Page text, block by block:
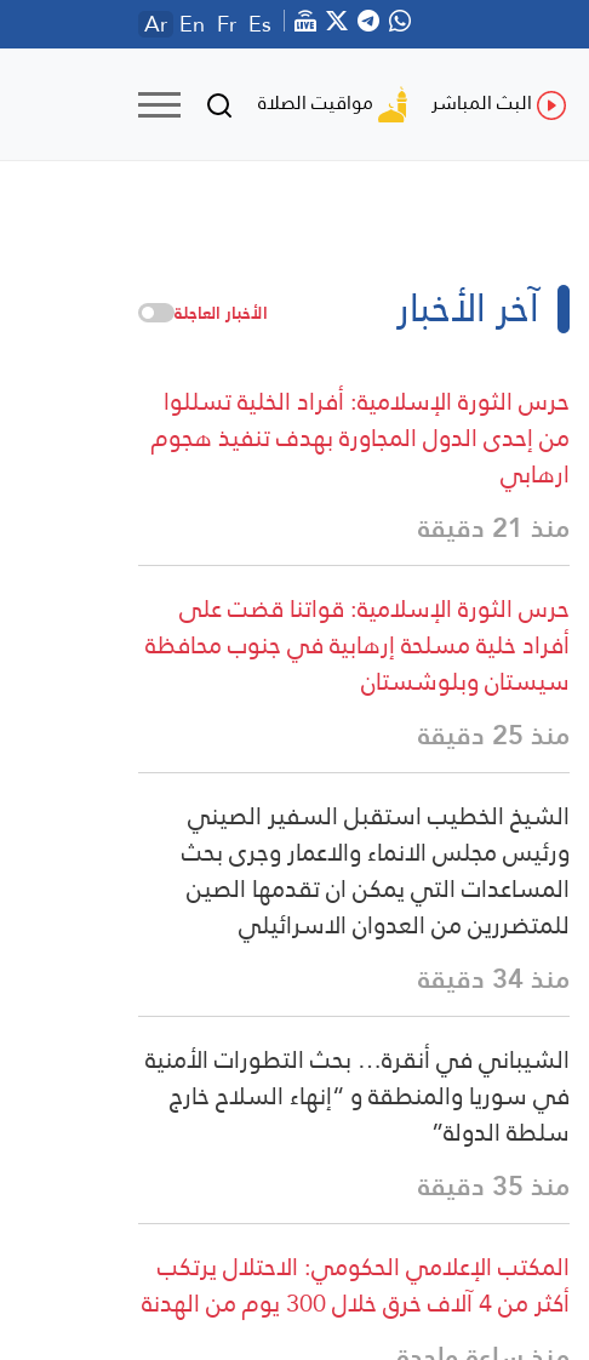
Ar En Fr Es
البث المباشر مواقيت الصلاة
آخر الأخبار الأخبار العاجلة
حرس الثورة الإسلامية: أفراد الخلية تسللوا
من إحدى الدول المجاورة بهدف تنفيذ هجوم
ارهابي
منذ 21 دقيقة
حرس الثورة الإسلامية: قواتنا قضت على
أفراد خلية مسلحة إرهابية في جنوب محافظة
سيستان وبلوشستان
منذ 25 دقيقة
الشيخ الخطيب استقبل السفير الصيني
ورئيس مجلس الانماء والاعمار وجرى بحث
المساعدات التي يمكن ان تقدمها الصين
للمتضررين من العدوان الاسرائيلي
منذ 34 دقيقة
الشيباني في أنقرة… بحث التطورات الأمنية
في سوريا والمنطقة و “إنهاء السلاح خارج
سلطة الدولة”
منذ 35 دقيقة
المكتب الإعلامي الحكومي: الاحتلال يرتكب
أكثر من 4 آلاف خرق خلال 300 يوم من الهدنة